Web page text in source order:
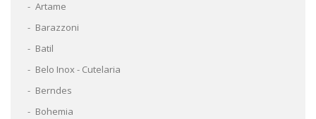
Artame
Barazzoni
Batil
Belo Inox - Cutelaria
Berndes
Bohemia